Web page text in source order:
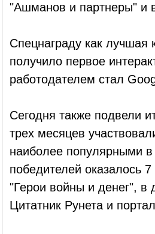
"Ашманов и партнеры" и
Спецнаграду как
получило первое
работодателем стал
Сегодня также подвели
трех месяцев
наиболее популярными
победителей оказалось
"Герои войны и денег", в
Цитатник Рунета и